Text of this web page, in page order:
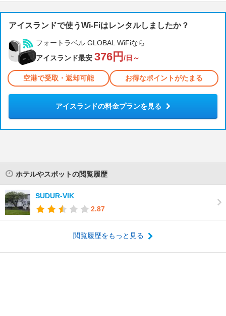
アイスランドで使うWi-Fiはレンタルしましたか？
フォートラベル GLOBAL WiFiなら
アイスランド最安 376円 /日～
空港で受取・返却可能 お得なポイントがたまる
アイスランドの料金プランを見る
ホテルやスポットの閲覧履歴
SUDUR-VIK
2.87
閲覧履歴をもっと見る